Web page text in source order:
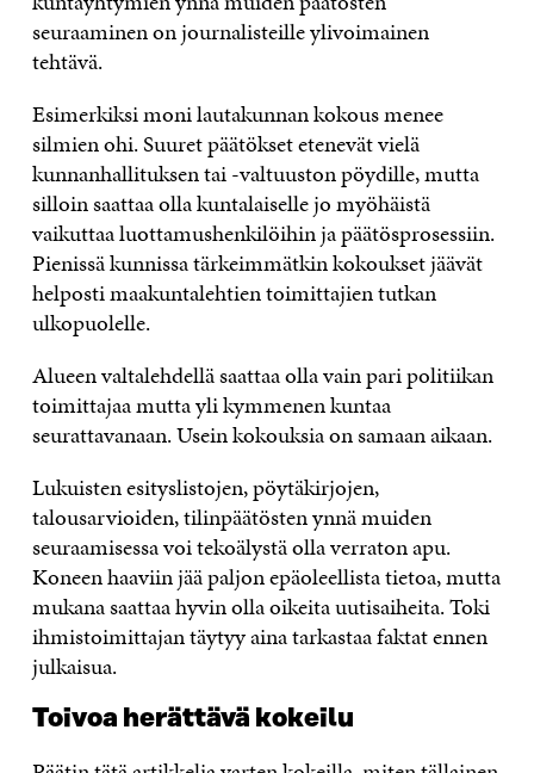
seuraaminen on journalisteille ylivoimainen
tehtävä.
Esimerkiksi moni lautakunnan kokous menee
silmien ohi. Suuret päätökset etenevät vielä
kunnanhallituksen tai -valtuuston pöydille, mutta
silloin saattaa olla kuntalaiselle jo myöhäistä
vaikuttaa luottamushenkilöihin ja päätösprosessiin.
Pienissä kunnissa tärkeimmätkin kokoukset jäävät
helposti maakuntalehtien toimittajien tutkan
ulkopuolelle.
Alueen valtalehdellä saattaa olla vain pari politiikan
toimittajaa mutta yli kymmenen kuntaa
seurattavanaan. Usein kokouksia on samaan aikaan.
Lukuisten esityslistojen, pöytäkirjojen,
talousarvioiden, tilinpäätösten ynnä muiden
seuraamisessa voi tekoälystä olla verraton apu.
Koneen haaviin jää paljon epäoleellista tietoa, mutta
mukana saattaa hyvin olla oikeita uutisaiheita. Toki
ihmistoimittajan täytyy aina tarkastaa faktat ennen
julkaisua.
Toivoa herättävä kokeilu